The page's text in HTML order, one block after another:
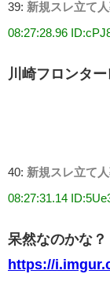
39: 新規スレ立て
08:27:28.96
川崎フロンタ
40: 新規スレ立て
08:27:31.14
呆然なのかな？
https://